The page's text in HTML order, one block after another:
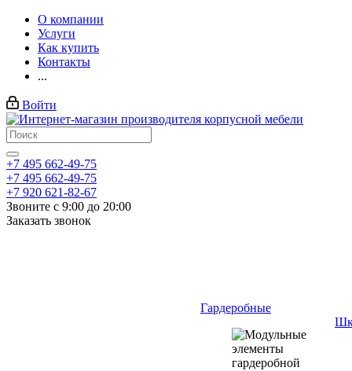
О компании
Услуги
Как купить
Контакты
...
Войти
+7 495 662-49-75
+7 495 662-49-75
+7 920 621-82-67
Звоните с 9:00 до 20:00
Заказать звонок
Гардеробные